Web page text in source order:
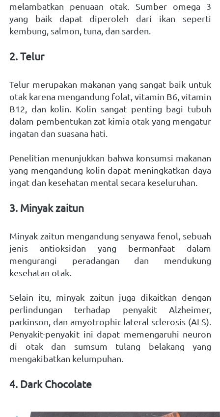
melambatkan penuaan otak. Sumber omega 3
yang baik dapat diperoleh dari ikan seperti
kembung, salmon, tuna, dan sarden.
2. Telur
Telur merupakan makanan yang sangat baik untuk
otak karena mengandung folat, vitamin B6, vitamin
B12, dan kolin. Kolin sangat penting bagi tubuh
dalam pembentukan zat kimia otak yang mengatur
ingatan dan suasana hati.
Penelitian menunjukkan bahwa konsumsi makanan
yang mengandung kolin dapat meningkatkan daya
ingat dan kesehatan mental secara keseluruhan.
3. Minyak zaitun
Minyak zaitun mengandung senyawa fenol, sebuah
jenis antioksidan yang bermanfaat dalam
mengurangi peradangan dan mendukung
kesehatan otak.
Selain itu, minyak zaitun juga dikaitkan dengan
perlindungan terhadap penyakit Alzheimer,
parkinson, dan amyotrophic lateral sclerosis (ALS).
Penyakit-penyakit ini dapat memengaruhi neuron
di otak dan sumsum tulang belakang yang
mengakibatkan kelumpuhan.
4. Dark Chocolate